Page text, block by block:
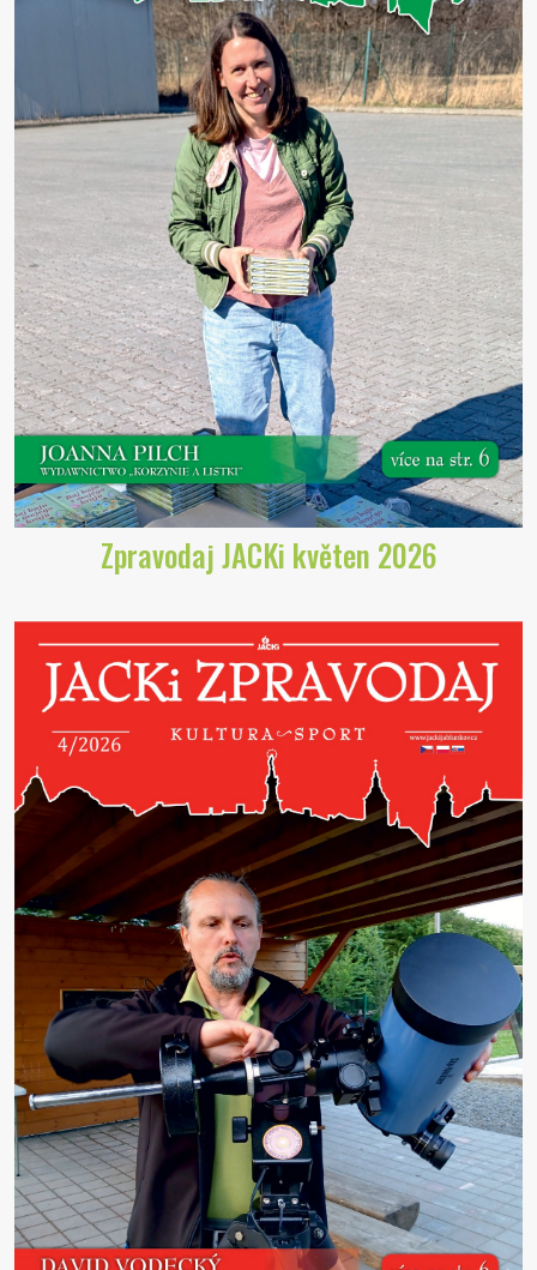
Zpravodaj JACKi květen 2026